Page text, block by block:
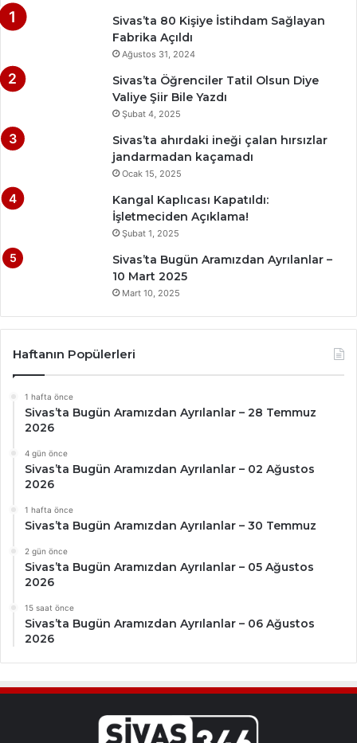
Sivas’ta 80 Kişiye İstihdam Sağlayan
Fabrika Açıldı
Ağustos 31, 2024
Sivas’ta Öğrenciler Tatil Olsun Diye
Valiye Şiir Bile Yazdı
Şubat 4, 2025
Sivas’ta ahırdaki ineği çalan hırsızlar
jandarmadan kaçamadı
Ocak 15, 2025
Kangal Kaplıcası Kapatıldı:
İşletmeciden Açıklama!
Şubat 1, 2025
Sivas’ta Bugün Aramızdan Ayrılanlar –
10 Mart 2025
Mart 10, 2025
Haftanın Popülerleri
1 hafta önce
Sivas’ta Bugün Aramızdan Ayrılanlar – 28 Temmuz
2026
4 gün önce
Sivas’ta Bugün Aramızdan Ayrılanlar – 02 Ağustos
2026
1 hafta önce
Sivas’ta Bugün Aramızdan Ayrılanlar – 30 Temmuz
2 gün önce
Sivas’ta Bugün Aramızdan Ayrılanlar – 05 Ağustos
2026
15 saat önce
Sivas’ta Bugün Aramızdan Ayrılanlar – 06 Ağustos
2026